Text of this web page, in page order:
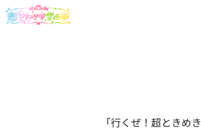
「行くぜ！超ときめ